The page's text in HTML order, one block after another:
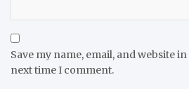
Save my name, email, and website
next time I comment.